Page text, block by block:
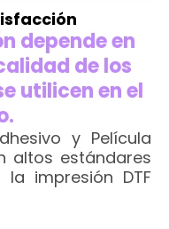
depende en
de los
utilicen en el
y Película
altos estándares
impresión DTF